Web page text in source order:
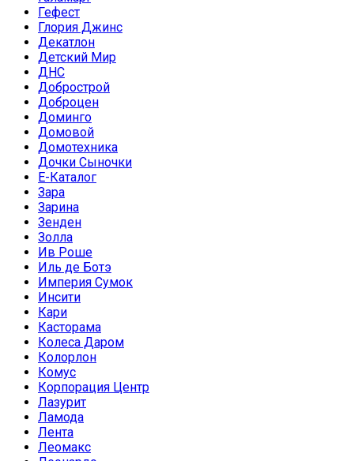
Гефест
Глория Джинс
Декатлон
Детский Мир
ДНС
Добрострой
Доброцен
Доминго
Домовой
Домотехника
Дочки Сыночки
Е-Каталог
Зара
Зарина
Зенден
Золла
Ив Роше
Иль де Ботэ
Империя Сумок
Инсити
Кари
Касторама
Колеса Даром
Колорлон
Комус
Корпорация Центр
Лазурит
Ламода
Лента
Леомакс